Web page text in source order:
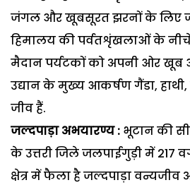
जंगल और खूबसूरत झरनों के लिए
हिमालय की पर्वतशृंखलाओं के
मैदान पर्यटकों को अपनी ओर खूब
उद्यान के मुख्य आकर्षण गैंडा,
जीव हैं.
जल्दपाड़ा अभयारण्य : भूटान की
के उत्तरी जिले जलपाईगुड़ी में 217
क्षेत्र में फैला है जल्दपाड़ा वन्यजीव